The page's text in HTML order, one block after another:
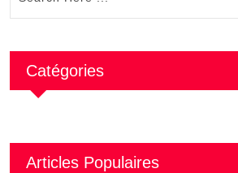
Catégories
Articles Populaires